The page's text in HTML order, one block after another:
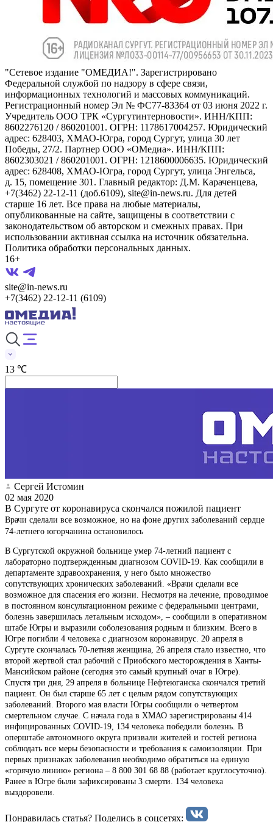
"Сетевое издание "ОМЕДИА!". Зарегистрировано
Федеральной службой по надзору в сфере связи,
информационных технологий и массовых коммуникаций.
Регистрационный номер Эл № ФС77-83364 от 03 июня 2022 г.
Учредитель ООО ТРК «Сургутинтерновости». ИНН/КПП:
8602276120 / 860201001. ОГРН: 1178617004257. Юридический
адрес: 628403, ХМАО-Югра, город Сургут, улица 30 лет
Победы, 27/2. Партнер ООО «ОМедиа». ИНН/КПП:
8602303021 / 860201001. ОГРН: 1218600006635. Юридический
адрес: 628408, ХМАО-Югра, город Сургут, улица Энгельса,
д. 15, помещение 301. Главный редактор: Д.М. Караченцева,
+7(3462) 22-12-11 (доб.6109), site@in-news.ru. Для детей
старше 16 лет. Все права на любые материалы,
опубликованные на сайте, защищены в соответствии с
законодательством об авторском и смежных правах. При
использовании активная ссылка на источник обязательна.
Политика обработки персональных данных.
16+
site@in-news.ru
+7(3462) 22-12-11 (6109)
13 ℃
Сергей Истомин
02 мая 2020
В Сургуте от коронавируса скончался пожилой пациент
Врачи сделали все возможное, но на фоне других заболеваний сердце
74-летнего югорчанина остановилось
В Сургутской окружной больнице умер 74-летний пациент с
лабораторно подтвержденным диагнозом COVID-19. Как сообщили в
департаменте здравоохранения, у него было множество
сопутствующих хронических заболеваний. «Врачи сделали все
возможное для спасения его жизни. Несмотря на лечение, проводимое
в постоянном консультационном режиме с федеральными центрами,
болезнь завершилась летальным исходом», – сообщили в оперативном
штабе Югры и выразили соболезования родным и близким. Всего в
Югре погибли 4 человека с диагнозом коронавирус. 20 апреля в
Сургуте скончалась 70-летняя женщина, 26 апреля стало известно, что
второй жертвой стал рабочий с Приобского месторождения в Ханты-
Мансийском районе (сегодня это самый крупный очаг в Югре).
Спустя три дня, 29 апреля в больнице Нефтеюганска скончался третий
пациент. Он был старше 65 лет с целым рядом сопутствующих
заболеваний. Второго мая власти Югры сообщили о четвертом
смертельном случае. С начала года в ХМАО зарегистрированы 414
инфицированных COVID-19, 134 человека победили болезнь. В
оперштабе автономного округа призвали жителей и гостей региона
соблюдать все меры безопасности и требования к самоизоляции. При
первых признаках заболевания необходимо обратиться на единую
«горячую линию» региона – 8 800 301 68 88 (работает круглосуточно).
Ранее в Югре были зафиксированы 3 смерти. 134 человека
выздоровели.
Понравилась статья? Поделиcь в соцсетях: